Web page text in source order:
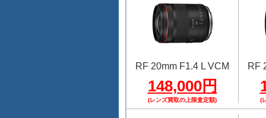
RF 20mm F1.4 L VCM
148,000円
(レンズ買取の上限査定額)
RF
(